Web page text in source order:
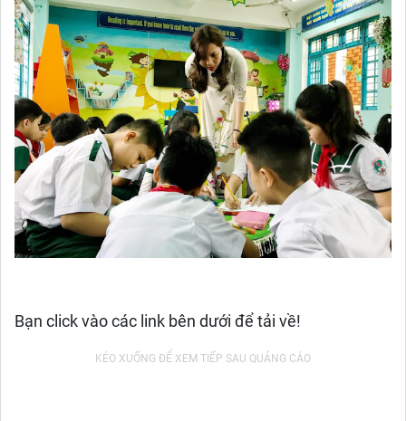
Bạn click vào các link bên dưới để tải về!